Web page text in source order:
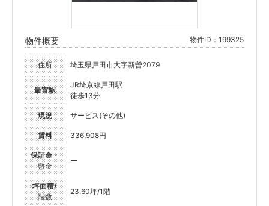
物件概要 物件ID：199325
住所 埼玉県戸田市大字新曽2079
最寄駅
JR埼京線戸田駅
徒歩13分
現況 サービス(その他)
賃料 336,908円
保証金・
敷金
ー
坪面積/
階数
23.60坪/1階